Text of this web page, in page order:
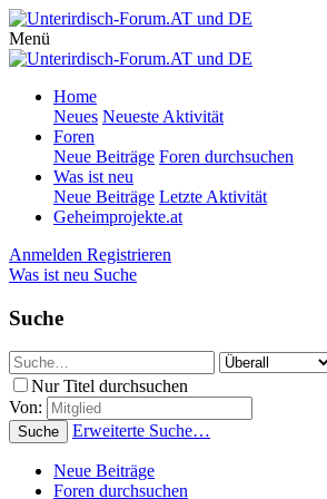
Menü
Home
Neues Neueste Aktivität
Foren
Neue Beiträge Foren durchsuchen
Was ist neu
Neue Beiträge Letzte Aktivität
Geheimprojekte.at
Anmelden Registrieren
Was ist neu Suche
Suche
Nur Titel durchsuchen
Von:
Suche Erweiterte Suche…
Neue Beiträge
Foren durchsuchen